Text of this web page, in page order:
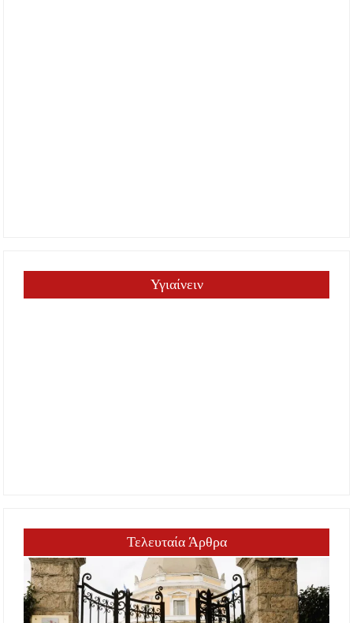
Υγιαίνειν
Τελευταία Άρθρα